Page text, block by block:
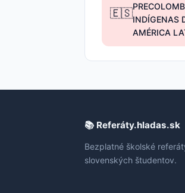
🇪🇸INDÍGENAS
AMÉRICA
📚 Referáty.hladas.sk
Bezplatné školské
slovenských študentov.